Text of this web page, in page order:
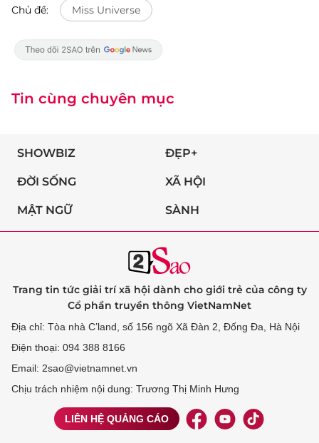
Chủ đề: Miss Universe
Tin cùng chuyên mục
SHOWBIZ ĐẸP+
ĐỜI SỐNG XÃ HỘI
MẬT NGỮ SÀNH
Trang tin tức giải trí xã hội dành cho giới trẻ của công ty
Cổ phần truyền thông VietNamNet
Địa chỉ: Tòa nhà C’land, số 156 ngõ Xã Đàn 2, Đống Đa, Hà Nội
Điện thoại: 094 388 8166
Email: 2sao@vietnamnet.vn
Chịu trách nhiệm nội dung: Trương Thị Minh Hưng
LIÊN HỆ QUẢNG CÁO